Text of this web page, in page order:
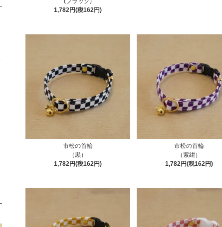
1,782円(税162円)
市松の首輪
（黒）
1,782円(税162円)
市松の首輪
（紫紺）
1,782円(税162円)